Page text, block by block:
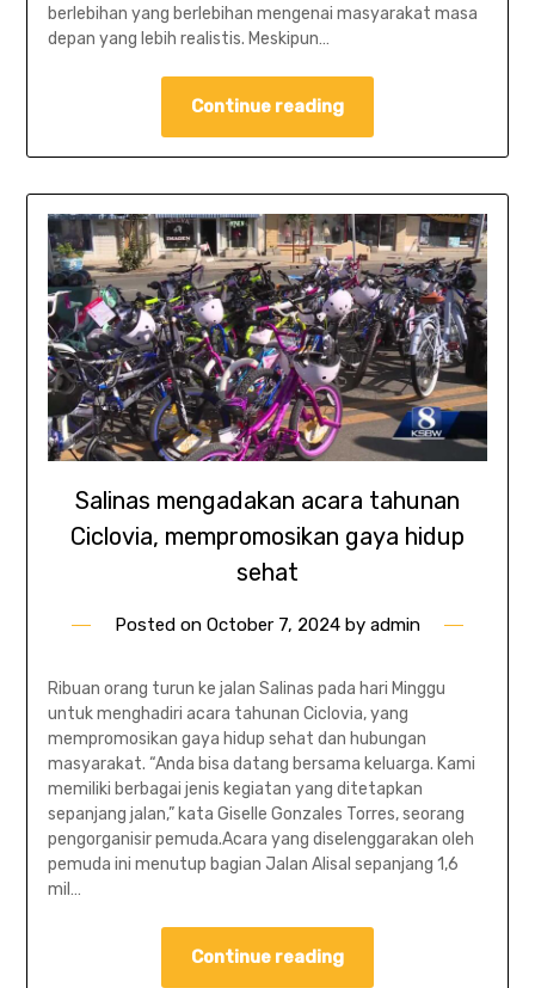
berlebihan yang berlebihan mengenai masyarakat masa
depan yang lebih realistis. Meskipun…
Continue reading
Salinas mengadakan acara tahunan
Ciclovia, mempromosikan gaya hidup
sehat
Posted on October 7, 2024 by admin
Ribuan orang turun ke jalan Salinas pada hari Minggu
untuk menghadiri acara tahunan Ciclovia, yang
mempromosikan gaya hidup sehat dan hubungan
masyarakat. “Anda bisa datang bersama keluarga. Kami
memiliki berbagai jenis kegiatan yang ditetapkan
sepanjang jalan,” kata Giselle Gonzales Torres, seorang
pengorganisir pemuda.Acara yang diselenggarakan oleh
pemuda ini menutup bagian Jalan Alisal sepanjang 1,6
mil…
Continue reading